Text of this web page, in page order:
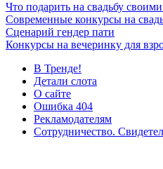
Что подарить на свадьбу
Современные конкурсы на
Сценарий гендер пати
Конкурсы на вечеринку для
В Тренде!
Детали слота
О сайте
Ошибка 404
Рекламодателям
Сотрудничество.